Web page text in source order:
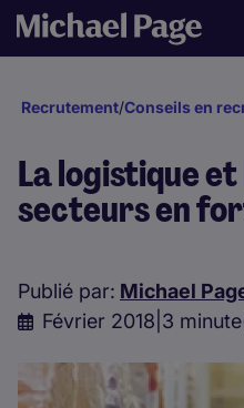
Recrutement/Conseils en
La logistique
secteurs en
Publié par: Michael
Février 2018 3